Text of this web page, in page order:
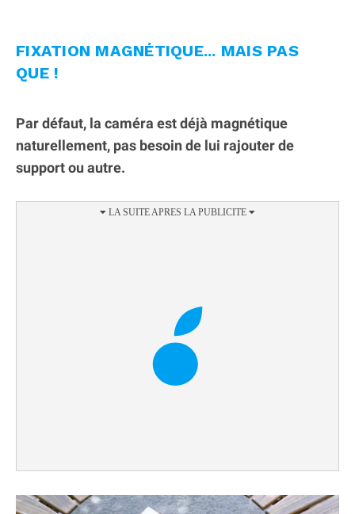
FIXATION MAGNÉTIQUE... MAIS PAS
QUE !
Par défaut, la caméra est déjà magnétique
naturellement, pas besoin de lui rajouter de
support ou autre.